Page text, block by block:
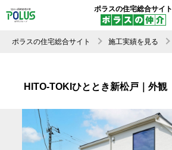
ポラスの住宅総合サイト
ポラスの住宅総合サイト 施工実績を見る
HITO-TOKIひととき新松戸｜外観